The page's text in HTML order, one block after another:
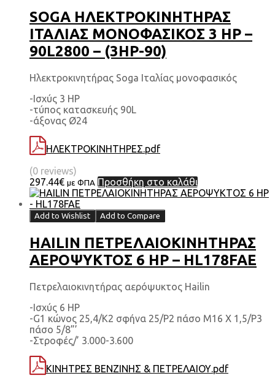
SOGA ΗΛΕΚΤΡΟΚΙΝΗΤΗΡΑΣ
ΙΤΑΛΙΑΣ ΜΟΝΟΦΑΣΙΚΟΣ 3 HP –
90L2800 – (3HP-90)
Ηλεκτροκινητήρας Soga Ιταλίας μονοφασικός
-Ισχύς 3 HP
-τύπος κατασκευής 90L
-άξονας Ø24
ΗΛΕΚΤΡΟΚΙΝΗΤΗΡΕΣ.pdf
(0 reviews)
297.44€ με ΦΠΑ Προσθήκη στο καλάθι
Add to Wishlist Add to Compare
HAILIN ΠΕΤΡΕΛΑΙΟΚΙΝΗΤΗΡΑΣ
ΑΕΡΟΨΥΚΤΟΣ 6 HP – HL178FAE
Πετρελαιοκινητήρας αερόψυκτος Hailin
-Ισχύς 6 HP
-G1 κώνος 25,4/Κ2 σφήνα 25/Ρ2 πάσο Μ16 Χ 1,5/Ρ3
πάσο 5/8”’
-Στροφές/’ 3.000-3.600
ΚΙΝΗΤΡΕΣ ΒΕΝΖΙΝΗΣ & ΠΕΤΡΕΛΑΙΟΥ.pdf